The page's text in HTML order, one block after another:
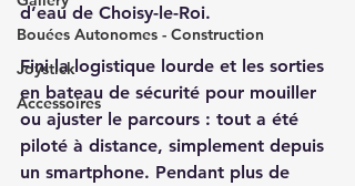
Bouées Autonomes - Construction
Joystick
Accessoires
d’eau de Choisy-le-Roi.
Fini la logistique lourde et les sorties
en bateau de sécurité pour mouiller
ou ajuster le parcours : tout a été
piloté à distance, simplement depuis
un smartphone. Pendant plus de